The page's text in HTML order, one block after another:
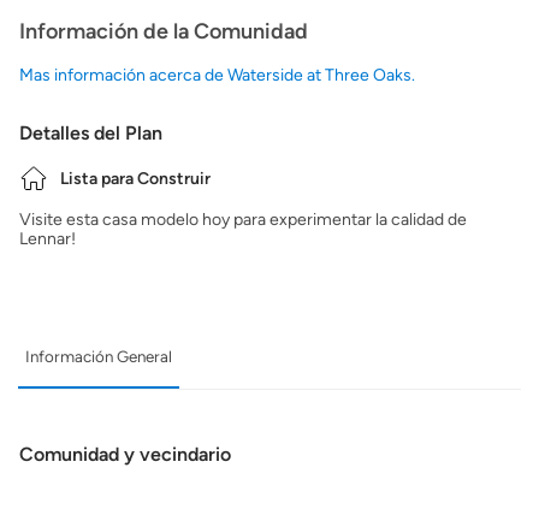
Información de la Comunidad
Mas información acerca de Waterside at Three Oaks.
Detalles del Plan
Lista para Construir
Visite esta casa modelo hoy para experimentar la calidad de
Lennar!
Información General
Comunidad y vecindario